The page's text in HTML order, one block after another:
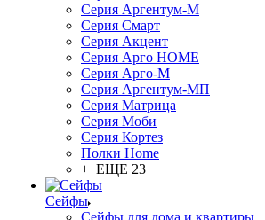
Серия Аргентум-М
Серия Смарт
Серия Акцент
Серия Арго HOME
Серия Арго-М
Серия Аргентум-МП
Серия Матрица
Серия Моби
Серия Кортез
Полки Home
+ ЕЩЕ 23
Сейфы
Сейфы для дома и квартиры